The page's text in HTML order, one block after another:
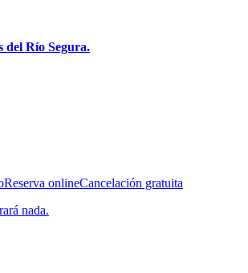
del Río Segura.
Reserva onlineCancelación gratuita
nada.